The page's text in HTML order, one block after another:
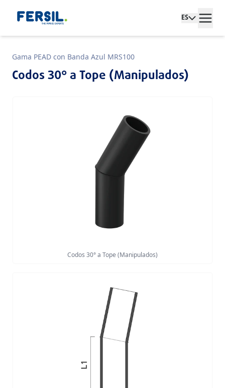
ES
Gama PEAD con Banda Azul MRS100
Codos 30° a Tope (Manipulados)
Codos 30° a Tope (Manipulados)